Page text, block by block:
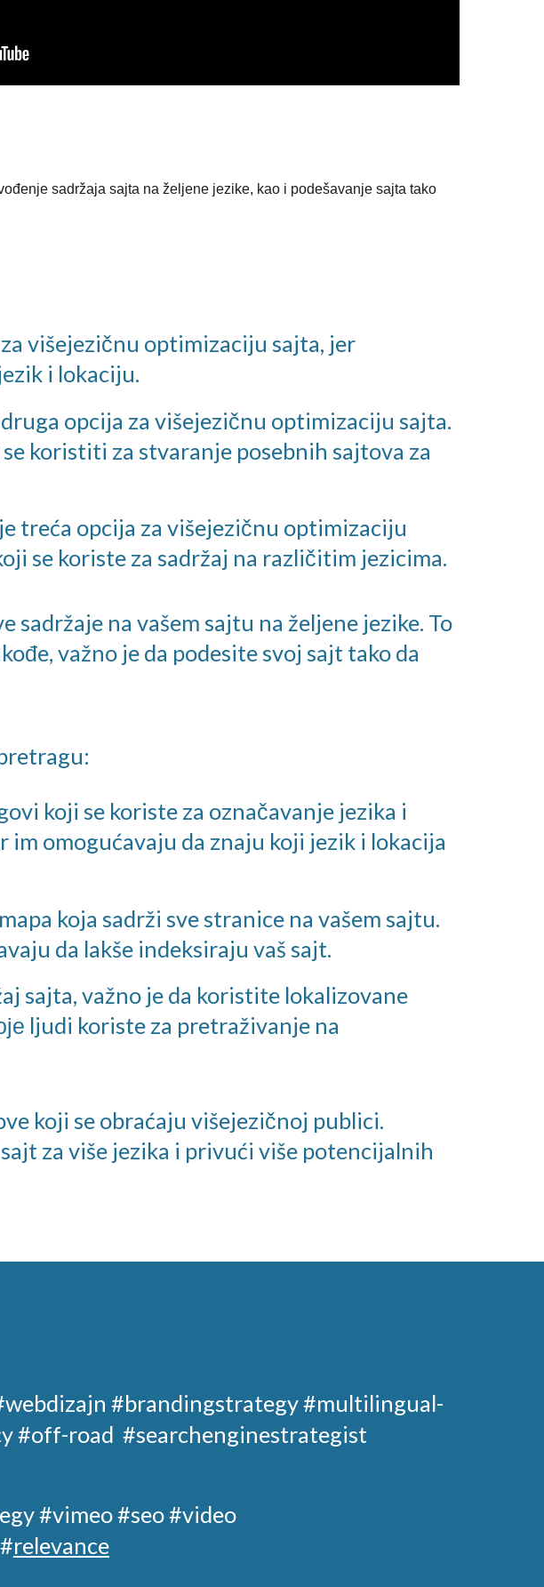
sadržaja sajta na željene jezike, kao i podešavanje sajta tako
višejezičnu optimizaciju sajta, jer
i lokaciju.
opcija za višejezičnu optimizaciju sajta.
koristiti za stvaranje posebnih sajtova za
treća opcija za višejezičnu optimizaciju
se koriste za sadržaj na različitim jezicima.
sadržaje na vašem sajtu na željene jezike. To
važno je da podesite svoj sajt tako da
koji se koriste za označavanje jezika i
omogućavaju da znaju koji jezik i lokacija
koja sadrži sve stranice na vašem sajtu.
da lakše indeksiraju vaš sajt.
sajta, važno je da koristite lokalizovane
ljudi koriste za pretraživanje na
koji se obraćaju višejezičnoj publici.
za više jezika i privući više potencijalnih
#brandingstrategy#multilingual-
#off-road #searchenginestrategist
#vimeo#seo #video
relevance